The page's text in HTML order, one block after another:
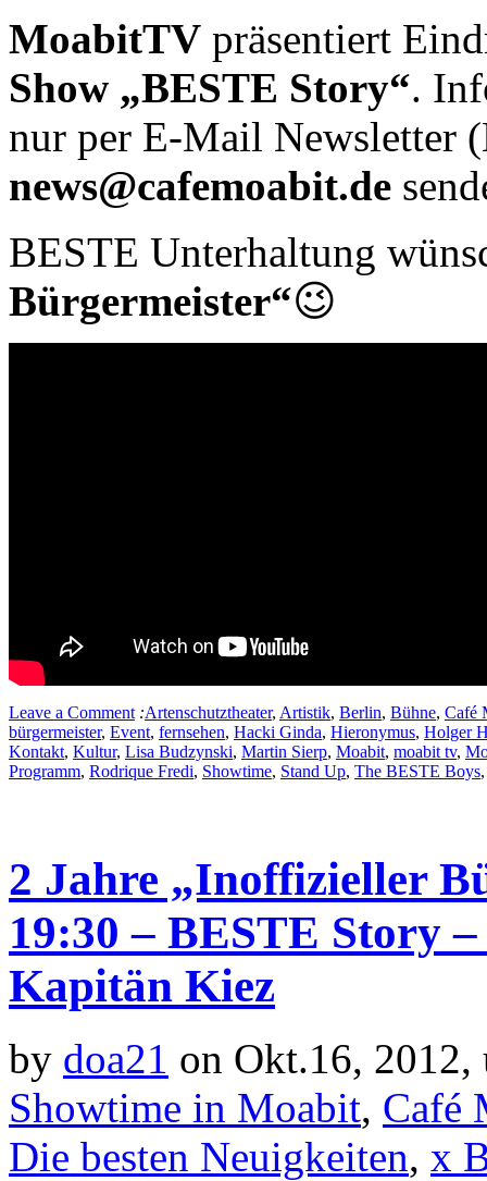
MoabitTV präsentiert
Show „BESTE Story“.
nur per E-Mail Newsletter
news@cafemoabit.de
BESTE Unterhaltung
Bürgermeister“😉
Leave a Comment :Artenschutztheater, Artistik, Berlin, Bühne, Café
bürgermeister, Event, fernsehen, Hacki Ginda, Hieronymus, Holger
Kontakt, Kultur, Lisa Budzynski, Martin Sierp, Moabit, moabit tv,
Programm, Rodrique Fredi, Showtime, Stand Up, The BESTE Boys
2 Jahre „Inoffizieller
19:30 – BESTE Story
Kapitän Kiez
by doa21 on Okt.16,
Showtime in Moabit, Café
Die besten Neuigkeiten, x